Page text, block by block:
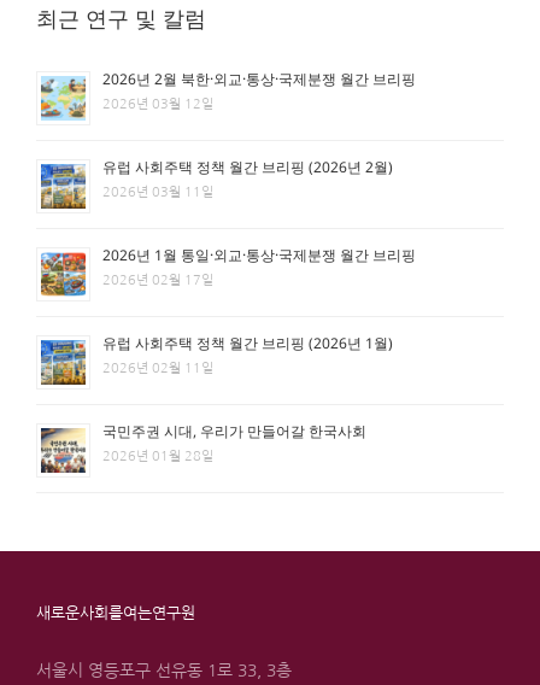
최근 연구 및 칼럼
2026년 2월 북한·외교·통상·국제분쟁 월간 브리핑
2026년 03월 12일
유럽 사회주택 정책 월간 브리핑 (2026년 2월)
2026년 03월 11일
2026년 1월 통일·외교·통상·국제분쟁 월간 브리핑
2026년 02월 17일
유럽 사회주택 정책 월간 브리핑 (2026년 1월)
2026년 02월 11일
국민주권 시대, 우리가 만들어갈 한국사회
2026년 01월 28일
새로운사회를여는연구원
서울시 영등포구 선유동 1로 33, 3층